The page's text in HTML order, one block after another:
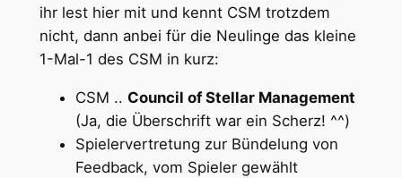
ihr lest hier mit und kennt CSM trotzdem
nicht, dann anbei für die Neulinge das kleine
1-Mal-1 des CSM in kurz:
CSM .. Council of Stellar Management
(Ja, die Überschrift war ein Scherz! ^^)
Spielervertretung zur Bündelung von
Feedback, vom Spieler gewählt